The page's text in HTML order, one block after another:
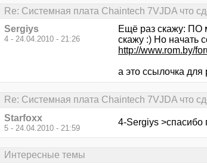
Re: Системная плата Chaintech 7VJDA что
Sergiys
4 - 24.04.2010 - 21:26
Ещё раз скажу: ПО
скажу :) Но начать
http://www.rom.by/
а это ссылочка
Re: Системная плата Chaintech 7VJDA что
Starfoxx
5 - 24.04.2010 - 21:59
4-Sergiys >спасибо
Интересные темы